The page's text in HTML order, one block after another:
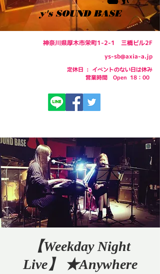
y's SOUND BASE
神奈川県厚木市栄町1-2-1 三橋ビル2F
ys-sb@axia-a.jp
定休日 : イベントのない日は休み
​営業時間 Open 18：00
【Weekday Night
Live】 ★Anywhere